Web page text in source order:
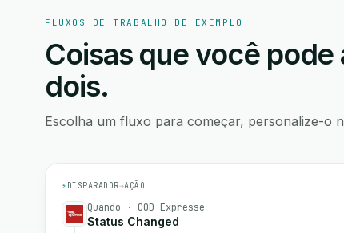
FLUXOS DE TRABALHO DE EXEMPLO
Coisas que você
dois.
Escolha um fluxo para começar, personalize-o
⚡ DISPARADOR→AÇÃO
Quando · COD Expresse
Status Changed